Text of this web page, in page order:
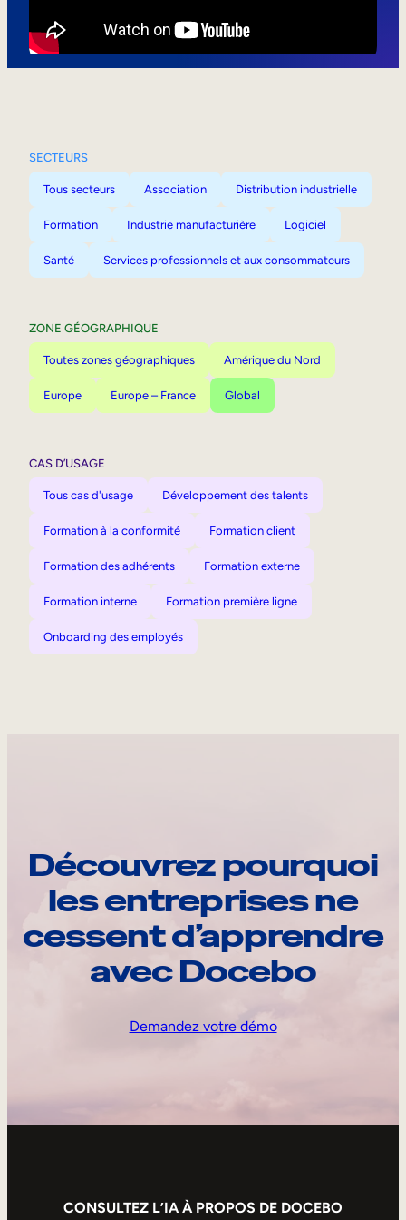
SECTEURS
Tous secteurs Association Distribution industrielle
Formation Industrie manufacturière Logiciel
Santé Services professionnels et aux consommateurs
ZONE GÉOGRAPHIQUE
Toutes zones géographiques Amérique du Nord
Europe Europe – France Global
CAS D’USAGE
Tous cas d'usage Développement des talents
Formation à la conformité Formation client
Formation des adhérents Formation externe
Formation interne Formation première ligne
Onboarding des employés
Découvrez pourquoi
les entreprises ne
cessent d’apprendre
avec Docebo
Demandez votre démo
CONSULTEZ L’IA À PROPOS DE DOCEBO